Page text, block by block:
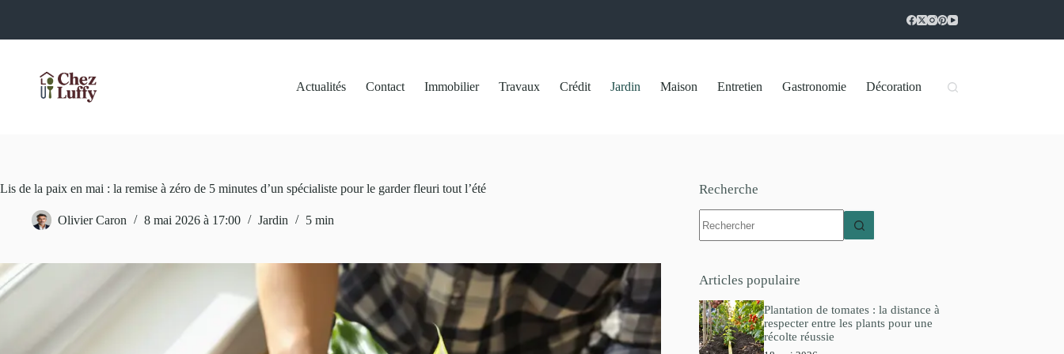
Actualités Contact Immobilier Travaux Crédit Jardin Maison Entretien Gastronomie Décoration
Lis de la paix en mai : la remise à zéro de 5 minutes d’un spécialiste pour le garder fleuri tout l’été
Olivier Caron 8 mai 2026 à 17:00 Jardin 5 min
Recherche
résultat
Articles populaire
Plantation de tomates : la distance à
respecter entre les plants pour une
récolte réussie